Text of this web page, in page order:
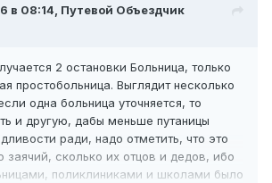
в 08:14, Путевой Объездчик
2 остановки Больница, только
простобольница. Выглядит несколько
одна больница уточняется, то
и другую, дабы меньше путаницы
ради, надо отметить, что это
заячий, сколько их отцов и дедов, ибо
поликлиниками и школами было